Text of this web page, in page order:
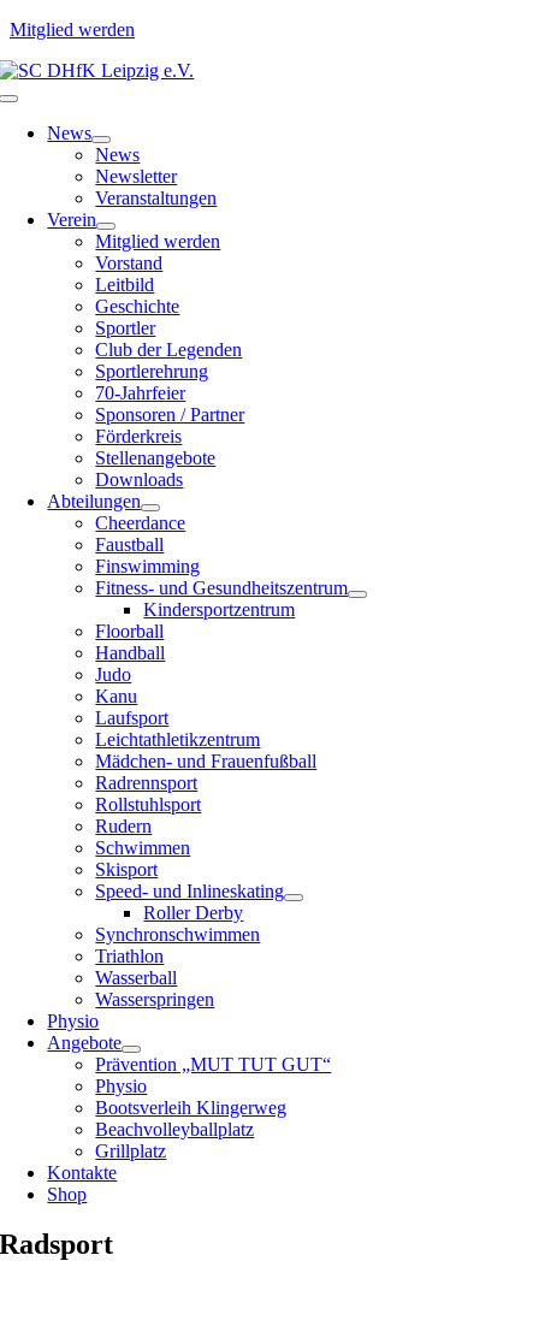
Mitglied werden
Zum
Inhalt
Toggle
NavigationNews
News
Newsletter
Veranstaltungen
Verein
Mitglied werden
Vorstand
Leitbild
Geschichte
Sportler
Club der Legenden
Sportlerehrung
70-Jahrfeier
Sponsoren / Partner
Förderkreis
Stellenangebote
Downloads
Abteilungen
Cheerdance
Faustball
Finswimming
Fitness- und Gesundheitszentrum
Kindersportzentrum
Floorball
Handball
Judo
Kanu
Laufsport
Leichtathletikzentrum
Mädchen- und Frauenfußball
Radrennsport
Rollstuhlsport
Rudern
Schwimmen
Skisport
Speed- und Inlineskating
Roller Derby
Synchronschwimmen
Triathlon
Wasserball
Wasserspringen
Physio
Angebote
Prävention „MUT TUT GUT“
Physio
Bootsverleih Klingerweg
Beachvolleyballplatz
Grillplatz
Kontakte
Shop
Radsport